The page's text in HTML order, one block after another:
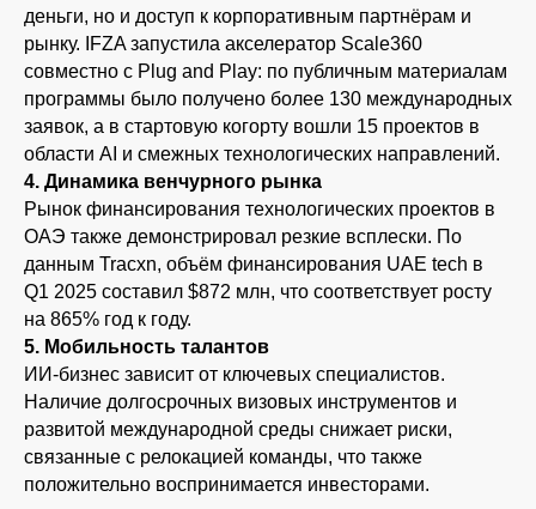
деньги, но и доступ к корпоративным партнёрам и
рынку. IFZA запустила акселератор Scale360
совместно с Plug and Play: по публичным материалам
программы было получено более 130 международных
заявок, а в стартовую когорту вошли 15 проектов в
области AI и смежных технологических направлений.
4. Динамика венчурного рынка
Рынок финансирования технологических проектов в
ОАЭ также демонстрировал резкие всплески. По
данным Tracxn, объём финансирования UAE tech в
Q1 2025 составил $872 млн, что соответствует росту
на 865% год к году.
5. Мобильность талантов
ИИ-бизнес зависит от ключевых специалистов.
Наличие долгосрочных визовых инструментов и
развитой международной среды снижает риски,
связанные с релокацией команды, что также
положительно воспринимается инвесторами.